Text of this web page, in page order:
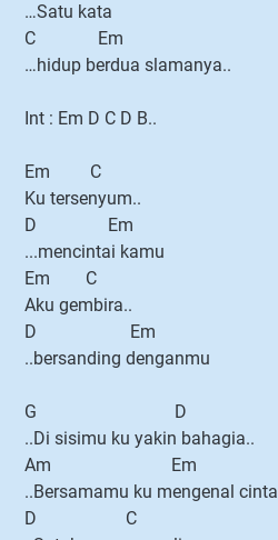
…Satu kata
C Em
…hidup berdua slamanya..
Int : Em D C D B..
Em C
Ku tersenyum..
D Em
...mencintai kamu
Em C
Aku gembira..
D Em
..bersanding denganmu
G D
..Di sisimu ku yakin bahagia..
Am Em
..Bersamamu ku mengenal cinta
D C